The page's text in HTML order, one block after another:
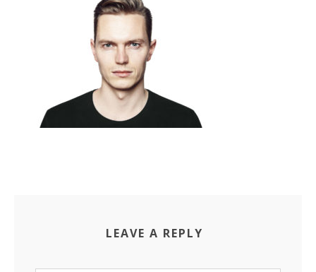
LEAVE A REPLY